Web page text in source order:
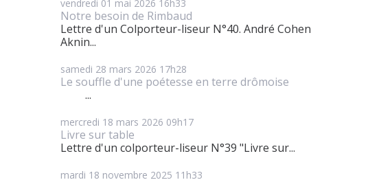
vendredi 01 mai 2026 16h33
Notre besoin de Rimbaud
Lettre d'un Colporteur-liseur N°40. André Cohen
Aknin...
samedi 28 mars 2026 17h28
Le souffle d'une poétesse en terre drômoise
...
mercredi 18 mars 2026 09h17
Livre sur table
Lettre d'un colporteur-liseur N°39 "Livre sur...
mardi 18 novembre 2025 11h33